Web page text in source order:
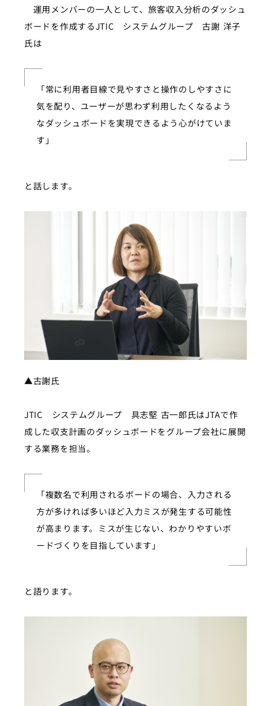
運用メンバーの一人として、旅客収入分析のダッシュ
ボードを作成するJTIC システムグループ 古謝 洋子
氏は
「常に利用者目線で見やすさと操作のしやすさに
気を配り、ユーザーが思わず利用したくなるよう
なダッシュボードを実現できるよう心がけていま
す」
と話します。
▲古謝氏
JTIC システムグループ 具志堅 古一郎氏はJTAで作
成した収支計画のダッシュボードをグループ会社に展開
する業務を担当。
「複数名で利用されるボードの場合、入力される
方が多ければ多いほど入力ミスが発生する可能性
が高まります。ミスが生じない、わかりやすいボ
ードづくりを目指しています」
と語ります。